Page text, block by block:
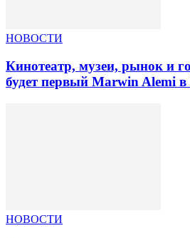
НОВОСТИ
Кинотеатр, музеи, рынок и
будет первый Marwin Alemi в
НОВОСТИ